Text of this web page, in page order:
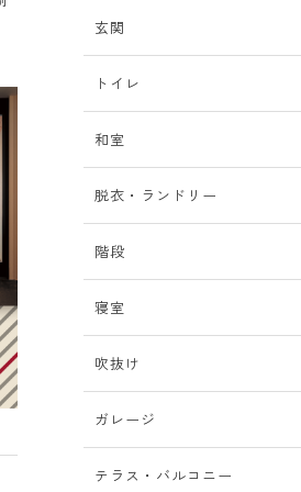
玄関
トイレ
和室
脱衣・ランドリー
階段
寝室
吹抜け
ガレージ
テラス・バルコニー